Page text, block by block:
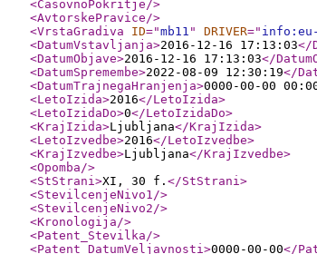
<CasovnoPokritje/>
<AvtorskePravice/>
<VrstaGradiva
ID="mb11 " DRIVER="
<DatumVstavljanja>2016-12-16 17:13:03</
<DatumObjave>2016-12-16 17:13:03</
<DatumSpremembe>2022-08-09 12:30:19</
<DatumTrajnegaHranjenja>0000-00-00
<LetoIzida>2016</LetoIzida>
<LetoIzidaDo>0</LetoIzidaDo>
<KrajIzida>Ljubljana</KrajIzida>
<LetoIzvedbe>2016</LetoIzvedbe>
<KrajIzvedbe>Ljubljana</KrajIzvedbe>
<Opomba/>
<StStrani>XI, 30 f. </StStrani>
<StevilcenjeNivo1/>
<StevilcenjeNivo2/>
<Kronologija/>
<Patent_Stevilka/>
<Patent_DatumVeljavnosti>0000-00-00</